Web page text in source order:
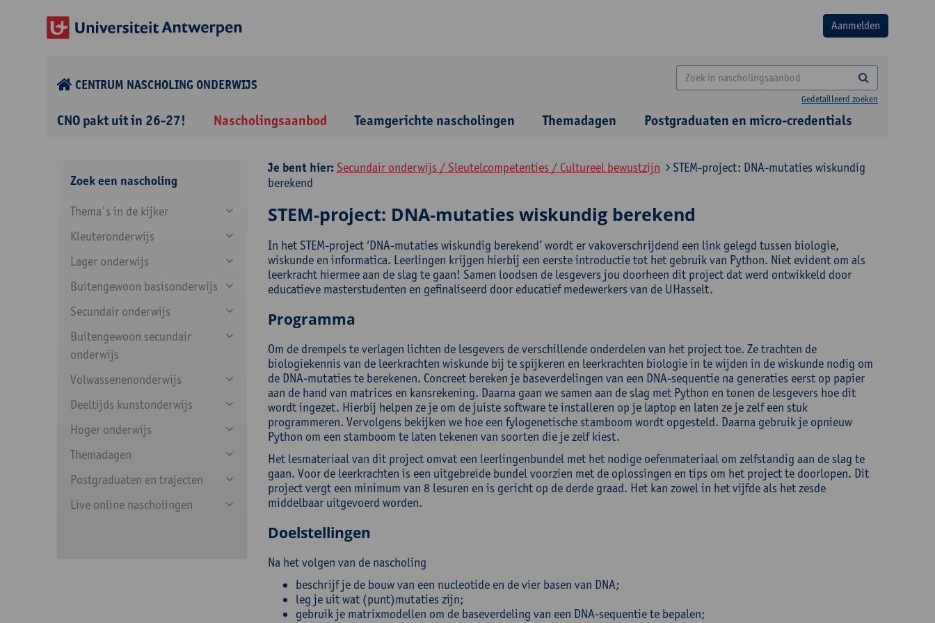
CENTRUM NASCHOLING ONDERWIJS
Gedetailleerd zoeken
CNO pakt uit in 26-27! Nascholingsaanbod Teamgerichte nascholingen Themadagen Postgraduaten en micro-credentials
Zoek een nascholing
Thema's in de kijker
Kleuteronderwijs
Lager onderwijs
Buitengewoon basisonderwijs
Secundair onderwijs
Buitengewoon secundair
onderwijs
Volwassenenonderwijs
Deeltijds kunstonderwijs
Hoger onderwijs
Themadagen
Postgraduaten en trajecten
Live online nascholingen
Je bent hier: Secundair onderwijs / Sleutelcompetenties / Cultureel bewustzijn
STEM-project: DNA-mutaties wiskundig
berekend
STEM-project: DNA-mutaties wiskundig berekend
In het STEM-project ‘DNA-mutaties wiskundig berekend’ wordt er vakoverschrijdend een link gelegd tussen biologie,
wiskunde en informatica. Leerlingen krijgen hierbij een eerste introductie tot het gebruik van Python. Niet evident om als
leerkracht hiermee aan de slag te gaan! Samen loodsen de lesgevers jou doorheen dit project dat werd ontwikkeld door
educatieve masterstudenten en gefinaliseerd door educatief medewerkers van de UHasselt.
Programma
Om de drempels te verlagen lichten de lesgevers de verschillende onderdelen van het project toe. Ze trachten de
biologiekennis van de leerkrachten wiskunde bij te spijkeren en leerkrachten biologie in te wijden in de wiskunde nodig om
de DNA-mutaties te berekenen. Concreet bereken je baseverdelingen van een DNA-sequentie na generaties eerst op papier
aan de hand van matrices en kansrekening. Daarna gaan we samen aan de slag met Python en tonen de lesgevers hoe dit
wordt ingezet. Hierbij helpen ze je om de juiste software te installeren op je laptop en laten ze je zelf een stuk
programmeren. Vervolgens bekijken we hoe een fylogenetische stamboom wordt opgesteld. Daarna gebruik je opnieuw
Python om een stamboom te laten tekenen van soorten die je zelf kiest.
Het lesmateriaal van dit project omvat een leerlingenbundel met het nodige oefenmateriaal om zelfstandig aan de slag te
gaan. Voor de leerkrachten is een uitgebreide bundel voorzien met de oplossingen en tips om het project te doorlopen. Dit
project vergt een minimum van 8 lesuren en is gericht op de derde graad. Het kan zowel in het vijfde als het zesde
middelbaar uitgevoerd worden.
Doelstellingen
Na het volgen van de nascholing
beschrijf je de bouw van een nucleotide en de vier basen van DNA;
leg je uit wat (punt)mutaties zijn;
gebruik je matrixmodellen om de baseverdeling van een DNA-sequentie te bepalen;